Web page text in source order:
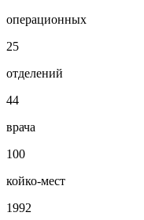
операционных
25
отделений
44
врача
100
койко-мест
1992